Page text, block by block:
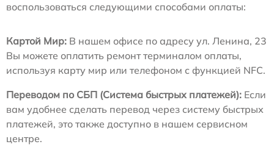
воспользоваться следующими способами оплаты:
Картой Мир: В нашем офисе по адресу ул. Ленина, 23
Вы можете оплатить ремонт терминалом оплаты,
используя карту мир или телефоном с функцией NFC.
Переводом по СБП (Система быстрых платежей): Если
вам удобнее сделать перевод через систему быстрых
платежей, это также доступно в нашем сервисном
центре.